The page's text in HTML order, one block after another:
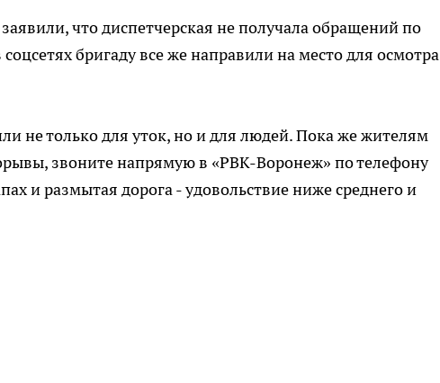
что диспетчерская не получала обращений по
бригаду все же направили на место для осмотра
не только для уток, но и для людей. Пока же жителям
звоните напрямую в «РВК-Воронеж» по телефону
и размытая дорога - удовольствие ниже среднего и